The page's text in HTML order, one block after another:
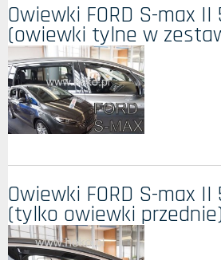
Owiewki FORD S-max
(owiewki tylne w
Owiewki FORD S-max
(tylko owiewki